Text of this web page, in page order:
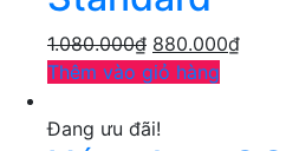
1.080.000₫ 880.000₫
Thêm vào giỏ hàng
Đang ưu đãi!